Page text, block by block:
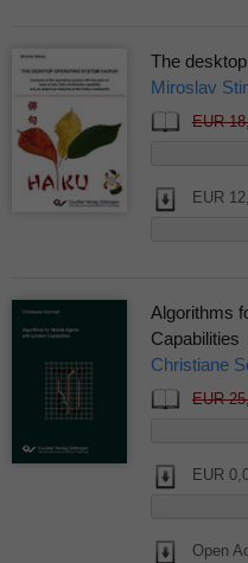
The
Miroslav
EUR
EUR
Algorithms
Capabilities
Christiane
EUR
EUR
Open